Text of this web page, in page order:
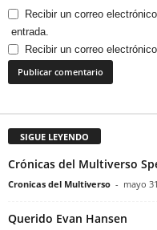
Recibir un correo
entrada.
Recibir un correo
SIGUE LEYENDO
Crónicas del Multiverso
Cronicas del Multiverso - mayo
Querido Evan Hansen